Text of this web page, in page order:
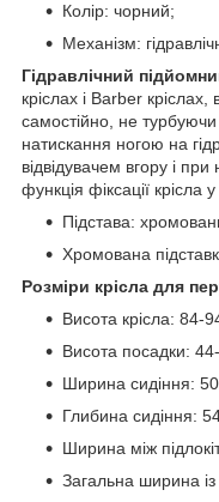
Колір: чорний;
Механізм:
Гідравлічний
кріслах і Barber
самостійно, не
натискання ногою на
відвідувачем вгору і
функція фіксації
Підстава:
Хромована
Розміри крісла для
Висота крісла: 84-
Висота посадки:
Ширина сидіння:
Глибина сидіння:
Ширина між
Загальна ширина